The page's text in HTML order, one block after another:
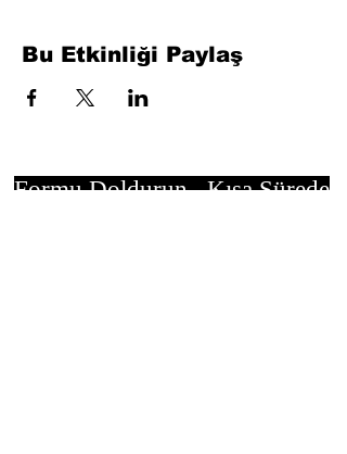
Bu Etkinliği Paylaş
Formu Doldurun. Kısa Sürede